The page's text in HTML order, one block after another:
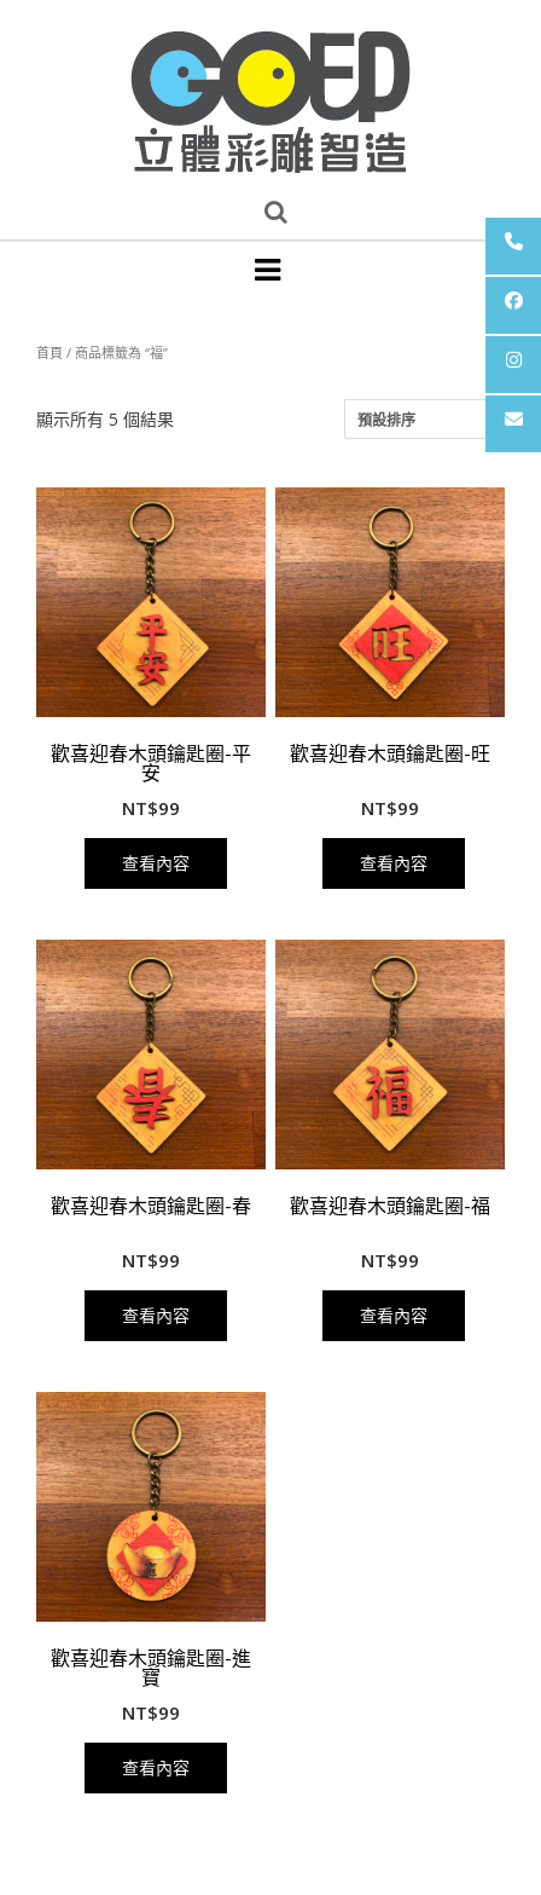
首頁 / 商品標籤為 “福”
顯示所有 5 個結果
歡喜迎春木頭鑰匙圈-平
安
NT$99
查看內容
歡喜迎春木頭鑰匙圈-旺
NT$99
查看內容
歡喜迎春木頭鑰匙圈-春
NT$99
查看內容
歡喜迎春木頭鑰匙圈-福
NT$99
查看內容
歡喜迎春木頭鑰匙圈-進
寶
NT$99
查看內容